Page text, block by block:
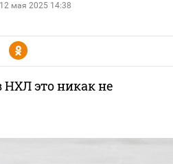
12 мая 2025 14:38
Y
НХЛ это никак не